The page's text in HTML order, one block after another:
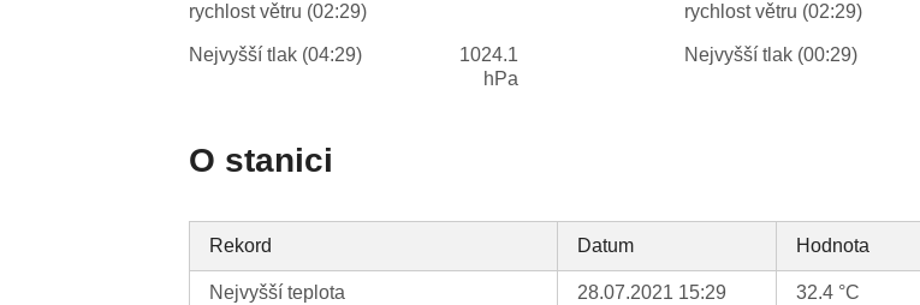
rychlost větru (02:29)
Nejvyšší tlak (04:29)
1024.1
hPa
rychlost větru (02:29)
Nejvyšší tlak (00:29)
O stanici
Rekord Datum Hodnota
Nejvyšší teplota 28.07.2021 15:29 32.4 °C